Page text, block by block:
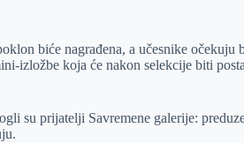
biće nagrađena, a učesnike očekuju
izložbe koja će nakon selekcije biti
su prijatelji Savremene galerije: